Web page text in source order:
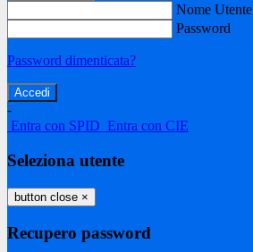
Nome Utente
Password
Password dimenticata?
-
Entra con SPID Entra con CIE
Seleziona utente
button close ×
Recupero password